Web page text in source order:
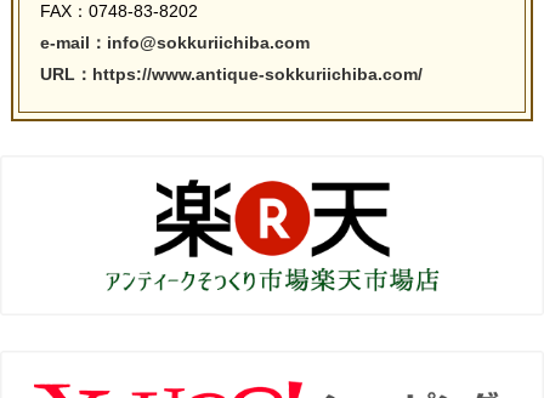
FAX：0748-83-8202
e-mail：info@sokkuriichiba.com
URL：https://www.antique-sokkuriichiba.com/